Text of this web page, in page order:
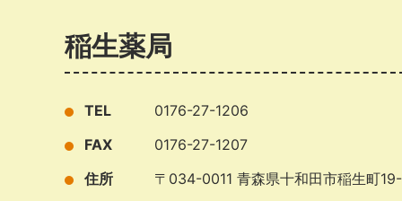
稲生薬局
TEL
0176-27-1206
FAX
0176-27-1207
住所
〒034-0011 青森県十和田市稲生町